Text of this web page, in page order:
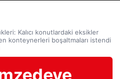
Kalıcı konutlardaki eksikler
konteynerleri boşaltmaları istendi